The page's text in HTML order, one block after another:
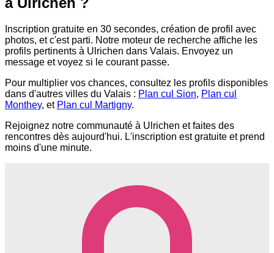
Inscription gratuite en 30 secondes, création de profil avec
photos, et c'est parti. Notre moteur de recherche affiche les
profils pertinents à Ulrichen dans Valais. Envoyez un
message et voyez si le courant passe.
Pour multiplier vos chances, consultez les profils disponibles
dans d'autres villes du Valais : Plan cul Sion, Plan cul
Monthey, et Plan cul Martigny.
Rejoignez notre communauté à Ulrichen et faites des
rencontres dès aujourd'hui. L'inscription est gratuite et prend
moins d'une minute.